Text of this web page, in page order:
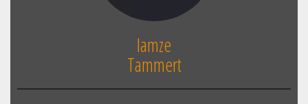
Iamze
Tammert